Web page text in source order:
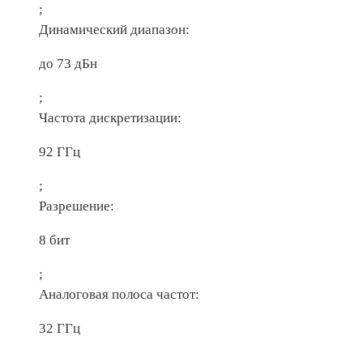
;
Динамический диапазон:
до 73 дБн
;
Частота дискретизации:
92 ГГц
;
Разрешение:
8 бит
;
Аналоговая полоса частот:
32 ГГц